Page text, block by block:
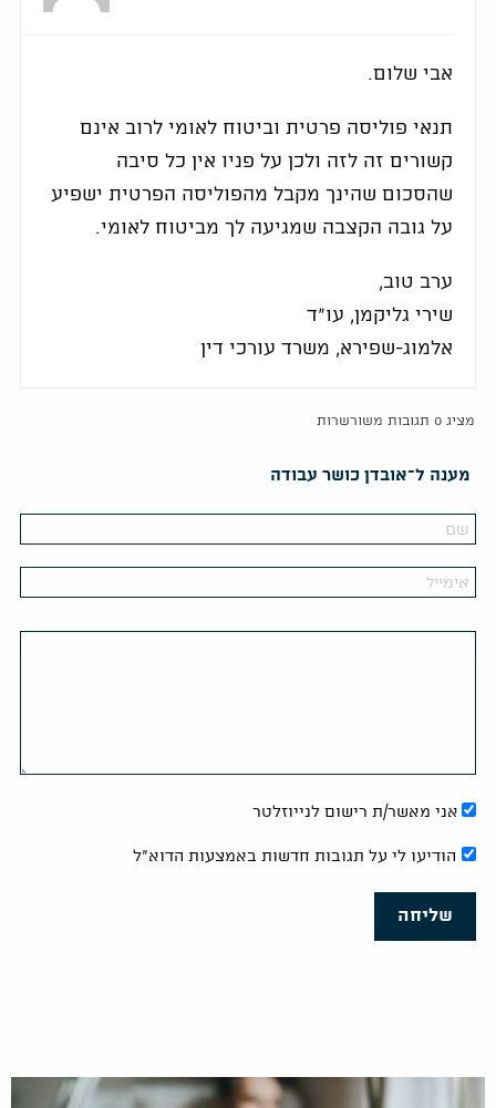
אבי שלום.
תנאי פוליסה פרטית וביטוח לאומי לרוב אינם
קשורים זה לזה ולכן על פניו אין כל סיבה
שהסכום שהינך מקבל מהפוליסה הפרטית ישפיע
על גובה הקצבה שמגיעה לך מביטוח לאומי.
ערב טוב,
שירי גליקמן, עו"ד
אלמוג-שפירא, משרד עורכי דין
מציג 0 תגובות משורשרות
מענה ל־אובדן כושר עבודה
אני מאשר/ת רישום לנייוזלטר
הודיעו לי על תגובות חדשות באמצעות הדוא"ל
שליחה